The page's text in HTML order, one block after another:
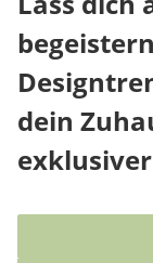
dein